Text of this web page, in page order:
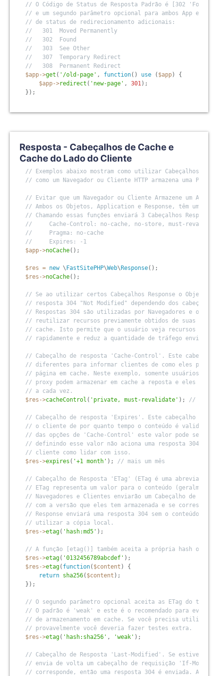
// O Código de Status de Resposta Padrão é [302
// e um segundo parâmetro opcional para ambos App e
// de status de redirecionamento adicionais:
//   301  Moved Permanently
//   302  Found
//   303  See Other
//   307  Temporary Redirect
//   308  Permanent Redirect
$app->get ( '/old-page' , function( ) use ( $app)
{
$app->redirect ( 'new-page' , 301) ;
} ) ;
Resposta - Cabeçalhos de Cache e
Cache do Lado do Cliente
// Exemplos abaixo mostram como utilizar Cabeçalhos
// como um Navegador ou Cliente HTTP armazena uma
// Evitar que um Navegador ou Cliente Armazene um
// Ambos os Objetos, Application e Response, têm uma
// Chamando essas funções enviará 3 Cabeçalhos
//     Cache-Control: no-cache, no-store, must-
//     Pragma: no-cache
//     Expires: -1
$app->noCache( ) ;
$res = new \ FastSitePHP\Web\ Response( ) ;
$res ->noCache( ) ;
// Se ao utilizar certos Cabeçalhos Response o Objeto
// resposta 304 "Not Modified" dependendo dos
// Respostas 304 são utilizadas por Navegadores e
// reutilizar recursos previamente obtidos de suas cópias
// cache. Isto permite que o usuário veja recursos
// rapidamente e reduz a quantidade de tráfego enviado
// Cabeçalho de resposta 'Cache-Control'. Este cabeçalho
// diferentes para informar clientes de como eles podem
// página em cache. Neste exemplo, somente usuários
// proxy podem armazenar em cache a reposta e eles
// a cada vez.
$res ->cacheControl ( 'private, must-revalidate' ) ; //
// Cabeçalho de resposta 'Expires'. Este cabeçalho é
// o cliente de por quanto tempo o conteúdo é valido,
// das opções de 'Cache-Control' este valor pode ser
// definindo esse valor não aciona uma resposta 304 e
// cliente como lidar com isso.
$res ->expires ( '+1 month' ) ; // mais um mês
// Cabeçalho de Resposta 'ETag' (ETag é uma abreviação
// ETag representa um valor para o conteúdo (geralmente
// Navegadores e Clientes enviarão um Cabeçalho de
// com a versão que eles tem armazenada e se
// Response enviará uma resposta 304 sem o conteúdo já
// utilizar a cópia local.
$res ->etag( 'hash:md5' ) ;
// A função [etag()] também aceita a própria hash ou uma
$res ->etag( '0132456789abcdef' ) ;
$res ->etag( function( $content )
{
return sha256( $content ) ;
} ) ;
// O segundo parâmetro opcional aceita as ETag do tipo
// O padrão é 'weak' e este é o recomendado para evitar
// de armazenamento em cache. Se você precisa utilizar
// provavelmente você deveria fazer testes extra.
$res ->etag( 'hash:sha256' , 'weak' ) ;
// Cabeçalho de Resposta 'Last-Modified'. Se estiver
// envia de volta um cabeçalho de requisição 'If-
// corresponde, então uma resposta 304 é enviada. Ao